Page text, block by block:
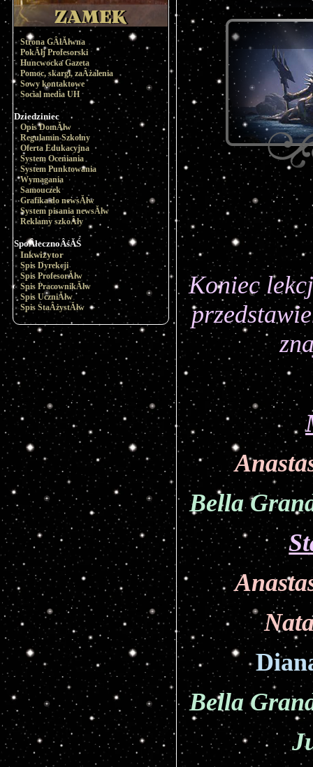
Strona GÂłĂłwna
PokĂłj Profesorski
Huncwocka Gazeta
Pomoc, skargi, zaÂżalenia
Sowy kontaktowe
Social media UH
Dziedziniec
Opis DomĂłw
Regulamin Szkolny
Oferta Edukacyjna
System Oceniania
System Punktowania
Wymagania
Samouczek
Grafika do newsĂłw
System pisania newsĂłw
Reklamy szkoÂły
SpoÂłecznoÂśĂŚ
Inkwizytor
Spis Dyrekcji
Spis ProfesorĂłw
Spis PracownikĂłw
Spis UczniĂłw
Spis StaÂżystĂłw
Koniec
Bella
Bella